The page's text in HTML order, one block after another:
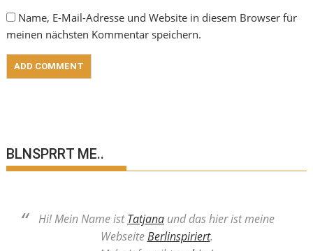
Name, E-Mail-Adresse und Website in diesem Browser für
meinen nächsten Kommentar speichern.
BLNSPRRT ME..
Hi! Mein Name istTatjana und das hier ist meine
WebseiteBerlinspiriert.